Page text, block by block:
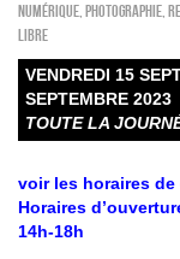
Numérique Photographie
libre
VENDREDI 15
SEPTEMBRE 2023
TOUTE LA
voir les horaires
Horaires
14h-18h